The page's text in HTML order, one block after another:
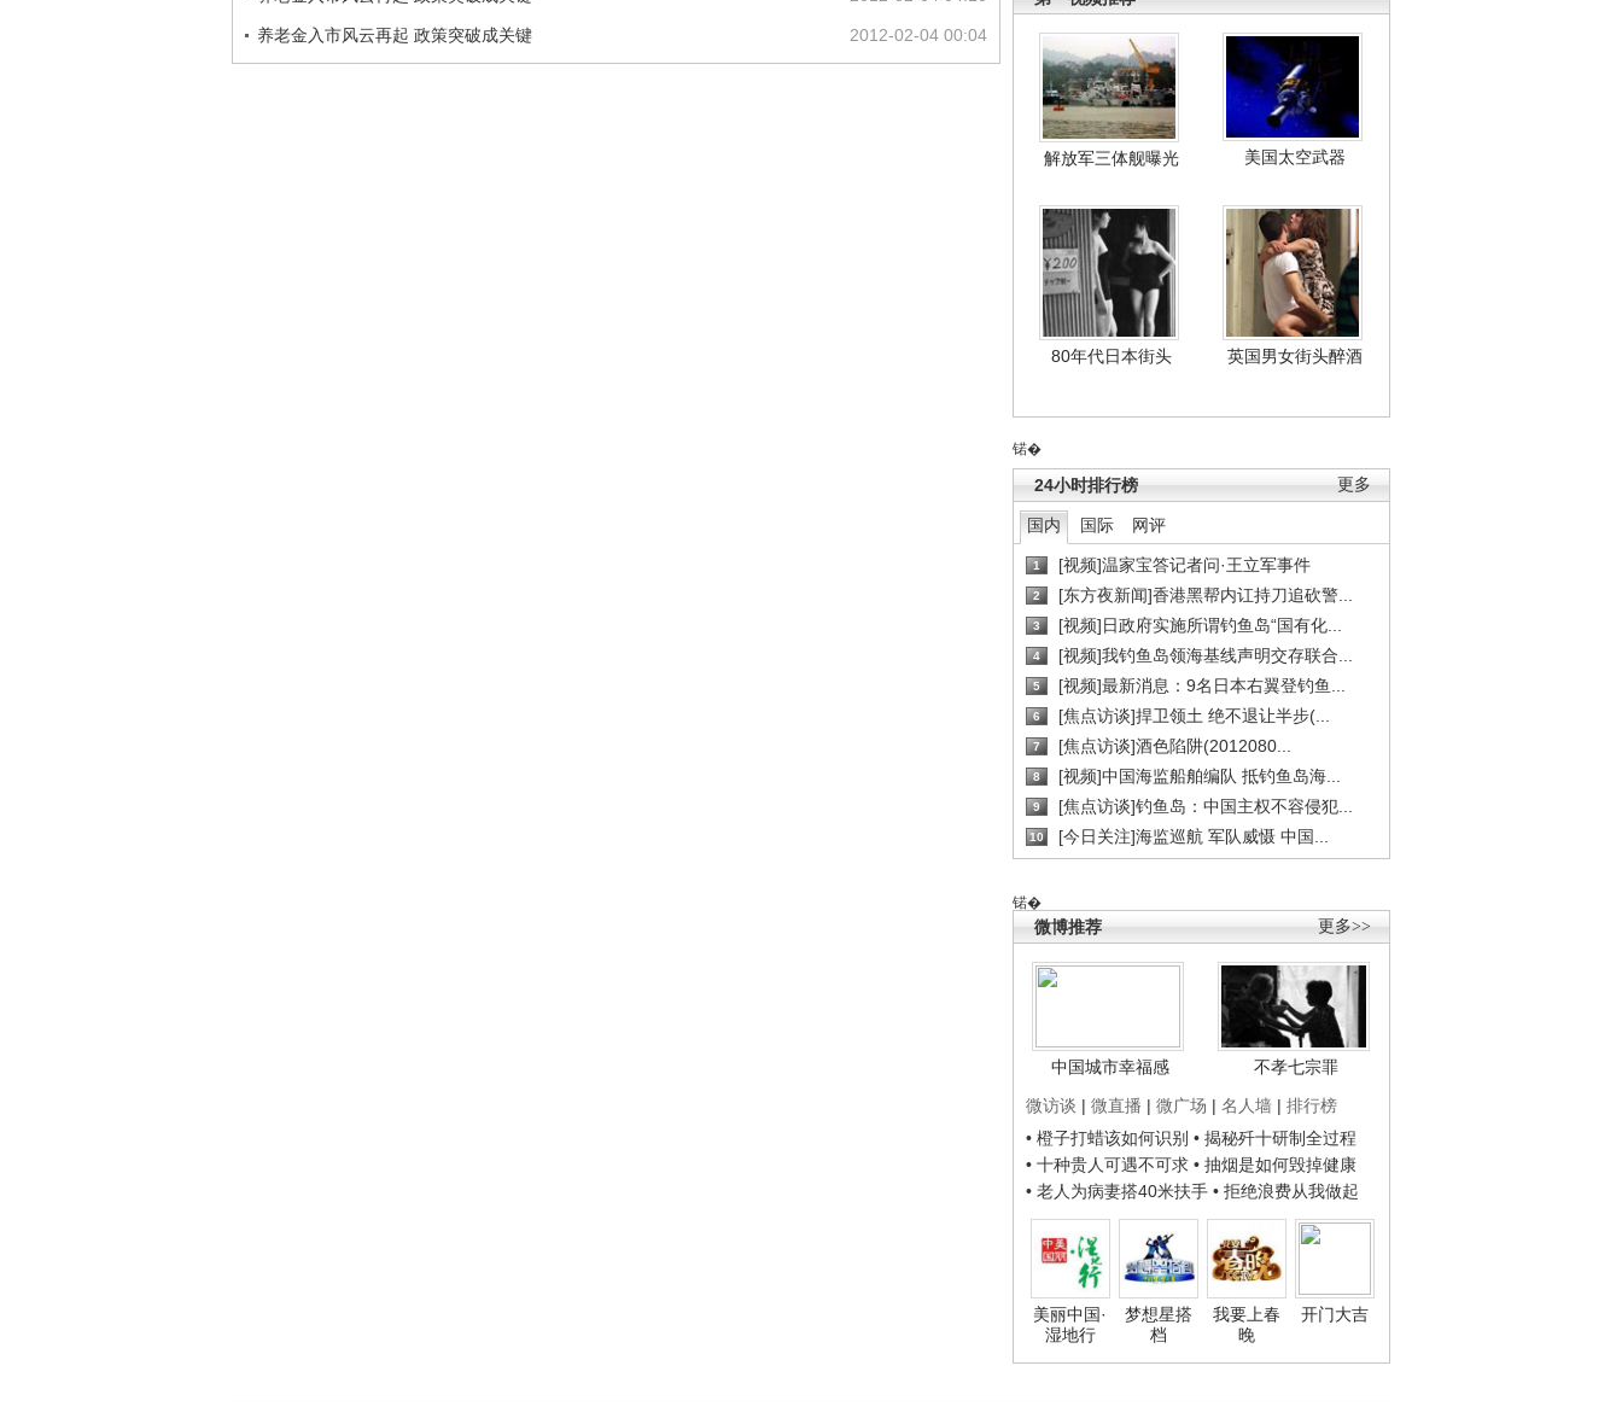
解放军三体舰曝光 美国太空武器
80年代日本街头 英国男女街头醉酒
锘�
更多
24小时排行榜
国内 国际 网评
1 [视频]温家宝答记者问·王立军事件
2 [东方夜新闻]香港黑帮内讧持刀追砍警...
3 [视频]日政府实施所谓钓鱼岛“国有化...
4 [视频]我钓鱼岛领海基线声明交存联合...
5 [视频]最新消息：9名日本右翼登钓鱼...
6 [焦点访谈]捍卫领土 绝不退让半步(...
7 [焦点访谈]酒色陷阱(2012080...
8 [视频]中国海监船舶编队 抵钓鱼岛海...
9 [焦点访谈]钓鱼岛：中国主权不容侵犯...
10 [今日关注]海监巡航 军队威慑 中国...
锘�
更多>>
微博推荐
中国城市幸福感
不孝七宗罪
微访谈 | 微直播 | 微广场 | 名人墙 | 排行榜
• 橙子打蜡该如何识别 • 揭秘歼十研制全过程
• 十种贵人可遇不可求 • 抽烟是如何毁掉健康
• 老人为病妻搭40米扶手 • 拒绝浪费从我做起
美丽中国·
湿地行
梦想星搭
档
我要上春
晚
开门大吉
2012-02-04 00:04
养老金入市风云再起 政策突破成关键